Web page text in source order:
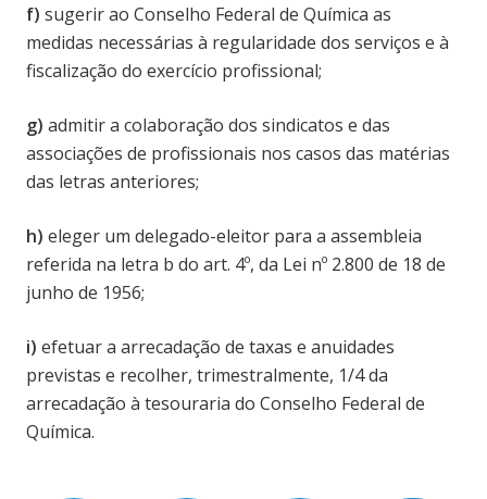
f) sugerir ao Conselho Federal de Química as
medidas necessárias à regularidade dos serviços e à
fiscalização do exercício profissional;
g) admitir a colaboração dos sindicatos e das
associações de profissionais nos casos das matérias
das letras anteriores;
h) eleger um delegado-eleitor para a assembleia
referida na letra b do art. 4º, da Lei nº 2.800 de 18 de
junho de 1956;
i) efetuar a arrecadação de taxas e anuidades
previstas e recolher, trimestralmente, 1/4 da
arrecadação à tesouraria do Conselho Federal de
Química.